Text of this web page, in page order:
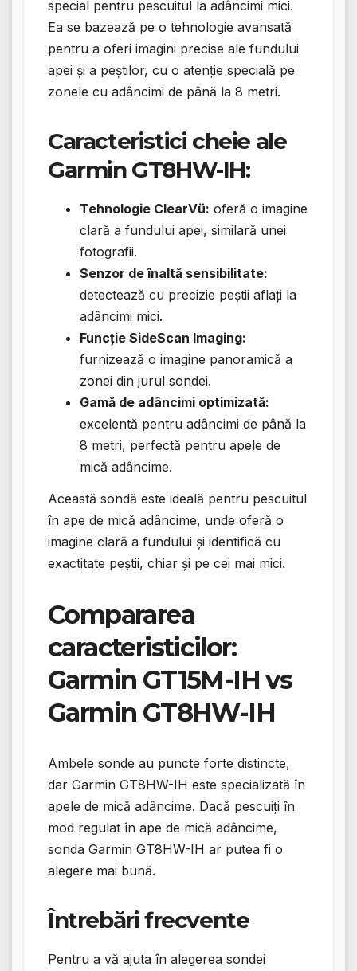
special pentru pescuitul la adâncimi mici.
Ea se bazează pe o tehnologie avansată
pentru a oferi imagini precise ale fundului
apei și a peștilor, cu o atenție specială pe
zonele cu adâncimi de până la 8 metri.
Caracteristici cheie ale
Garmin GT8HW-IH:
Tehnologie ClearVü: oferă o imagine
clară a fundului apei, similară unei
fotografii.
Senzor de înaltă sensibilitate:
detectează cu precizie peștii aflați la
adâncimi mici.
Funcție SideScan Imaging:
furnizează o imagine panoramică a
zonei din jurul sondei.
Gamă de adâncimi optimizată:
excelentă pentru adâncimi de până la
8 metri, perfectă pentru apele de
mică adâncime.
Această sondă este ideală pentru pescuitul
în ape de mică adâncime, unde oferă o
imagine clară a fundului și identifică cu
exactitate peștii, chiar și pe cei mai mici.
Compararea
caracteristicilor:
Garmin GT15M-IH vs
Garmin GT8HW-IH
Ambele sonde au puncte forte distincte,
dar Garmin GT8HW-IH este specializată în
apele de mică adâncime. Dacă pescuiți în
mod regulat în ape de mică adâncime,
sonda Garmin GT8HW-IH ar putea fi o
alegere mai bună.
Întrebări frecvente
Pentru a vă ajuta în alegerea sondei